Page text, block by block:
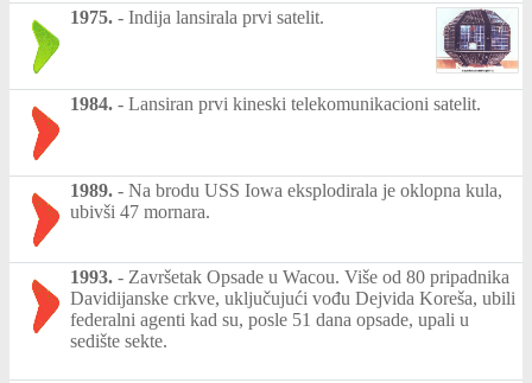
1975. - Indija lansirala prvi satelit.
1984. - Lansiran prvi kineski telekomunikacioni satelit.
1989. - Na brodu USS Iowa eksplodirala je oklopna kula,
ubivši 47 mornara.
1993. - Završetak Opsade u Wacou. Više od 80 pripadnika
Davidijanske crkve, uključujući vođu Dejvida Koreša, ubili
federalni agenti kad su, posle 51 dana opsade, upali u
sedište sekte.